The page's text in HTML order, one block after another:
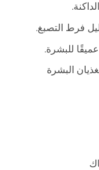
فرط التصبغ.
للبشرة.
البشرة